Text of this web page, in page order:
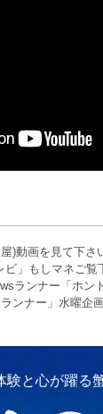
)動画を見て下さ
ビ」もしマネご覧
ランナー「ホン
ンナー」水曜企